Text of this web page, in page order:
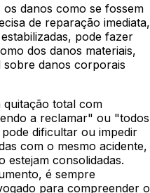
danos como se fossem
de reparação imediata,
pode fazer
dos danos materiais,
sobre danos corporais
quitação total com
a reclamar" ou "todos
dificultar ou impedir
com o mesmo acidente,
estejam consolidadas.
é sempre
para compreender o